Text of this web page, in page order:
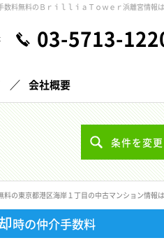
数料無料のＢｒｉｌｌｉａＴｏｗｅｒ浜離宮情報
03-5713-
会社概要
条件を変
料の東京都港区海岸１丁目の中古マンション情報
時の仲介手数料